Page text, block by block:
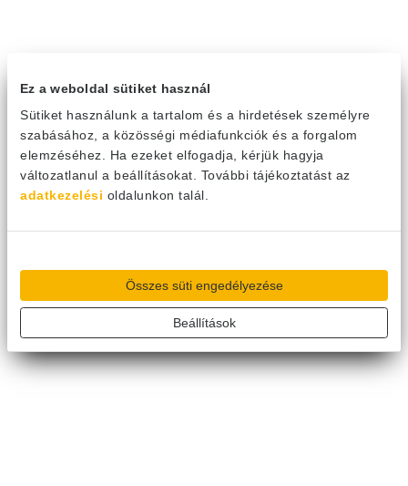
Ez a weboldal sütiket használ
Sütiket használunk a tartalom és a hirdetések személyre
szabásához, a közösségi médiafunkciók és a forgalom
elemzéséhez. Ha ezeket elfogadja, kérjük hagyja
változatlanul a beállításokat. További tájékoztatást az
adatkezelési oldalunkon talál.
Összes süti engedélyezése
Beállítások